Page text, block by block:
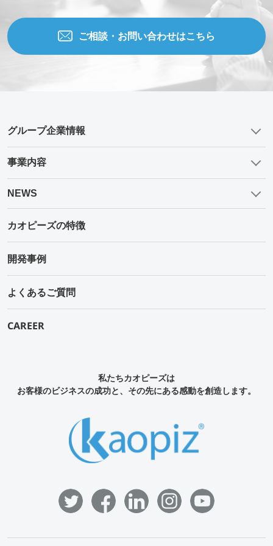
ご相談・お問い合わせはこちら
グループ企業情報
事業内容
NEWS
カオピーズの特徴
開発事例
よくあるご質問
CAREER
私たちカオピーズは
お客様のビジネスの成功と、その先にある感動を創造します。